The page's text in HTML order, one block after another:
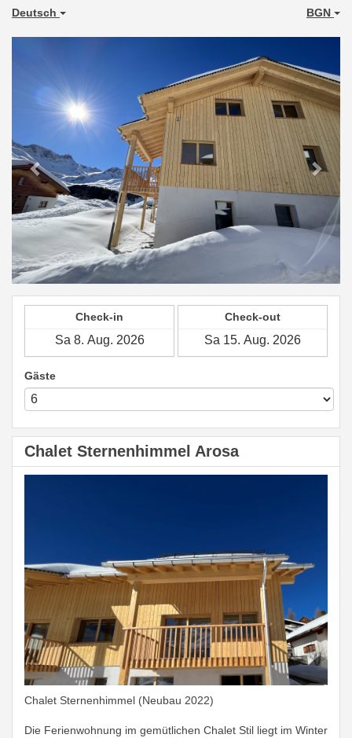
Deutsch BGN
Check-in Check-out
Gäste
Chalet Sternenhimmel Arosa
Chalet Sternenhimmel (Neubau 2022)
Die Ferienwohnung im gemütlichen Chalet Stil liegt im Winter